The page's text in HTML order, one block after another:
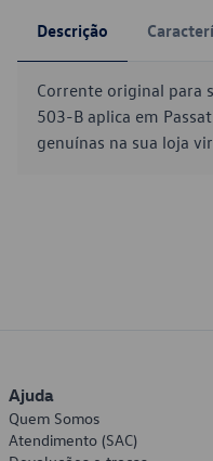
Descrição
Corrente original para
503-B aplica em
genuínas na sua loja
Ajuda
Quem Somos
Atendimento (SAC)